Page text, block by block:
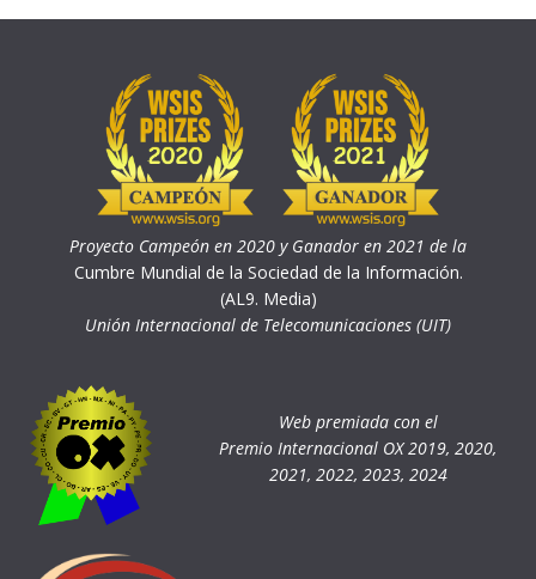
Proyecto Campeón en 2020 y Ganador en 2021 de la
Cumbre Mundial de la Sociedad de la Información.
(AL9. Media)
Unión Internacional de Telecomunicaciones (UIT)
Web premiada con el
Premio Internacional OX 2019, 2020,
2021, 2022, 2023, 2024